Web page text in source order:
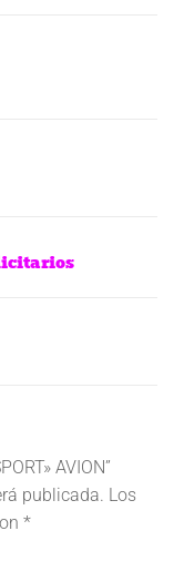
AVION”
publicada. Los
*